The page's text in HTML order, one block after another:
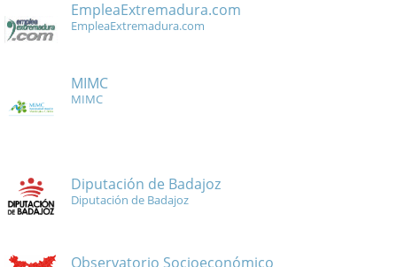
EmpleaExtremadura.com
EmpleaExtremadura.com
MIMC
MIMC
Diputación de Badajoz
Diputación de Badajoz
Observatorio Socioeconómico